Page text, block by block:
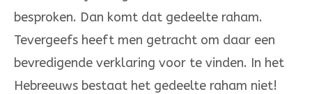
besproken. Dan komt dat gedeelte raham.
Tevergeefs heeft men getracht om daar een
bevredigende verklaring voor te vin­den. In het
Hebreeuws bestaat het gedeelte raham niet!